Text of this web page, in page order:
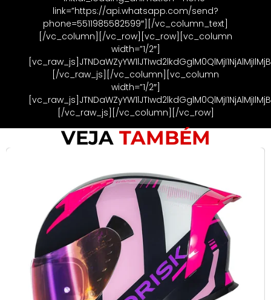
link=”https://api.whatsapp.com/send?
phone=5511985582599″][/vc_column_text]
[/vc_column][/vc_row][vc_row][vc_column
width=”1/2″]
[/vc_raw_js][/vc_column][vc_column
width=”1/2″]
[/vc_raw_js][/vc_column][/vc_row]
VEJA TAMBÉM